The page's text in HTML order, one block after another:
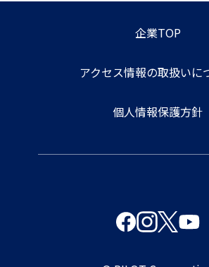
企業TOP
アクセス情報の取扱いに
個人情報保護方針